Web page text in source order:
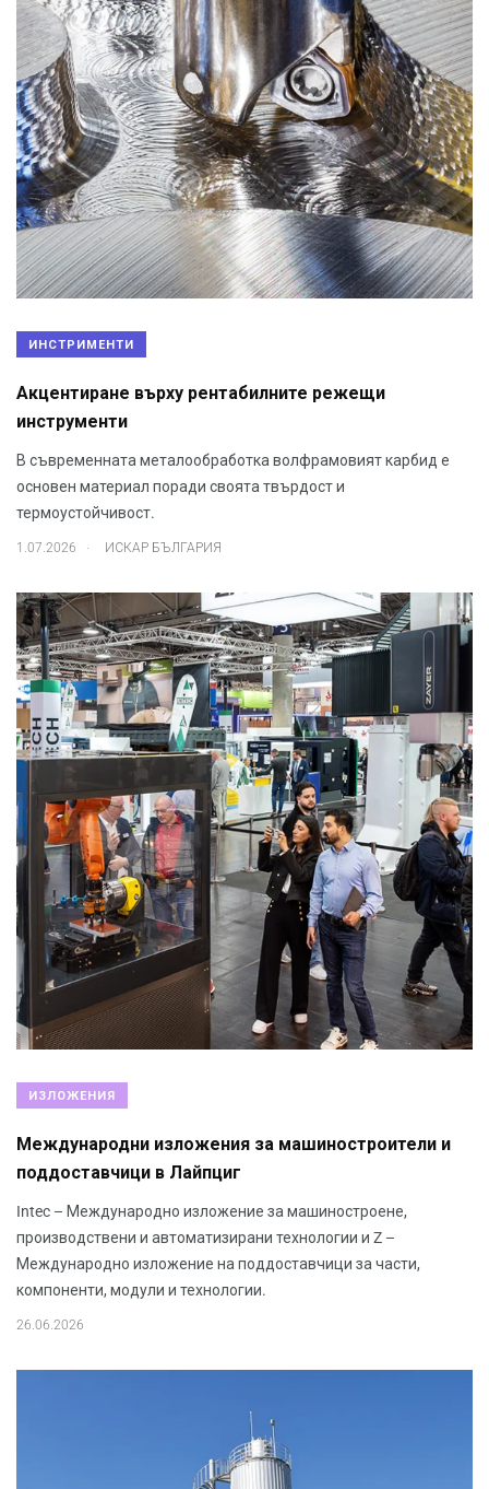
ИНСТРИМЕНТИ
Акцентиране върху рентабилните режещи
инструменти
В съвременната металообработка волфрамовият карбид е
основен материал поради своята твърдост и
термоустойчивост.
1.07.2026 . ИСКАР БЪЛГАРИЯ
ИЗЛОЖЕНИЯ
Международни изложения за машиностроители и
поддоставчици в Лайпциг
Intec – Международно изложение за машиностроене,
производствени и автоматизирани технологии и Z –
Международно изложение на поддоставчици за части,
компоненти, модули и технологии.
26.06.2026